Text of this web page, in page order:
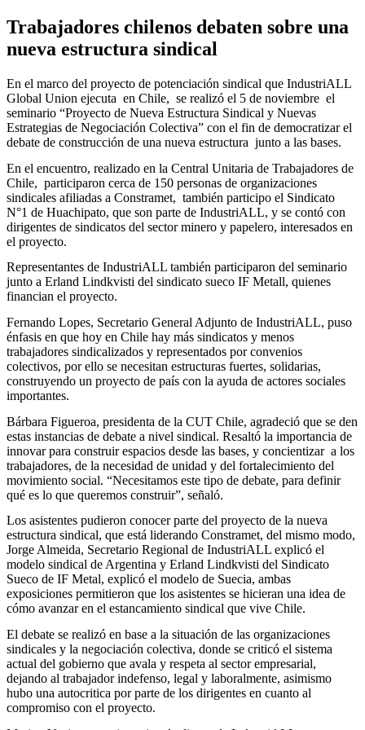
Trabajadores chilenos debaten sobre una
nueva estructura sindical
En el marco del proyecto de potenciación sindical que IndustriALL
Global Union ejecuta en Chile, se realizó el 5 de noviembre el
seminario “Proyecto de Nueva Estructura Sindical y Nuevas
Estrategias de Negociación Colectiva” con el fin de democratizar el
debate de construcción de una nueva estructura junto a las bases.
En el encuentro, realizado en la Central Unitaria de Trabajadores de
Chile, participaron cerca de 150 personas de organizaciones
sindicales afiliadas a Constramet, también participo el Sindicato
N°1 de Huachipato, que son parte de IndustriALL, y se contó con
dirigentes de sindicatos del sector minero y papelero, interesados en
el proyecto.
Representantes de IndustriALL también participaron del seminario
junto a Erland Lindkvisti del sindicato sueco IF Metall, quienes
financian el proyecto.
Fernando Lopes, Secretario General Adjunto de IndustriALL, puso
énfasis en que hoy en Chile hay más sindicatos y menos
trabajadores sindicalizados y representados por convenios
colectivos, por ello se necesitan estructuras fuertes, solidarias,
construyendo un proyecto de país con la ayuda de actores sociales
importantes.
Bárbara Figueroa, presidenta de la CUT Chile, agradeció que se den
estas instancias de debate a nivel sindical. Resaltó la importancia de
innovar para construir espacios desde las bases, y concientizar a los
trabajadores, de la necesidad de unidad y del fortalecimiento del
movimiento social. “Necesitamos este tipo de debate, para definir
qué es lo que queremos construir”, señaló.
Los asistentes pudieron conocer parte del proyecto de la nueva
estructura sindical, que está liderando Constramet, del mismo modo,
Jorge Almeida, Secretario Regional de IndustriALL explicó el
modelo sindical de Argentina y Erland Lindkvisti del Sindicato
Sueco de IF Metal, explicó el modelo de Suecia, ambas
exposiciones permitieron que los asistentes se hicieran una idea de
cómo avanzar en el estancamiento sindical que vive Chile.
El debate se realizó en base a la situación de las organizaciones
sindicales y la negociación colectiva, donde se criticó el sistema
actual del gobierno que avala y respeta al sector empresarial,
dejando al trabajador indefenso, legal y laboralmente, asimismo
hubo una autocritica por parte de los dirigentes en cuanto al
compromiso con el proyecto.